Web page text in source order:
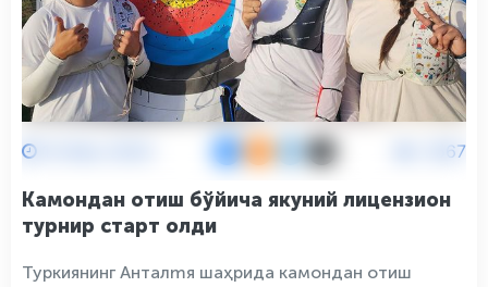
2567
Камондан отиш бўйича якуний лицензион
турнир старт олди
Туркиянинг Анталmя шаҳрида камондан отиш